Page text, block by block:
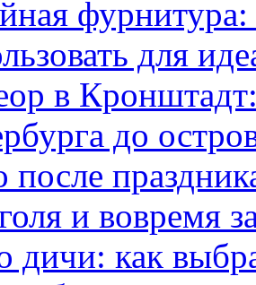
фурнитура:
для
в
до
после
и вовремя
дичи: как